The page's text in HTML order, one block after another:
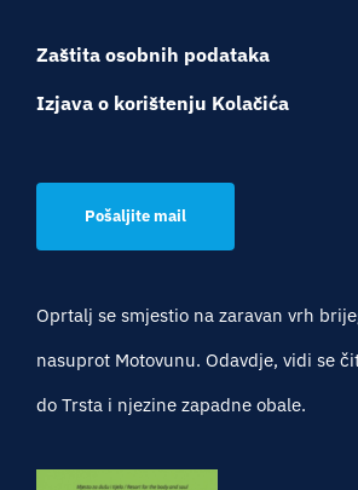
Zaštita osobnih podataka
Izjava o korištenju Kolačića
Pošaljite mail
Oprtalj se smjestio na zaravan vrh
nasuprot Motovunu. Odavdje, vidi se
do Trsta i njezine zapadne obale.